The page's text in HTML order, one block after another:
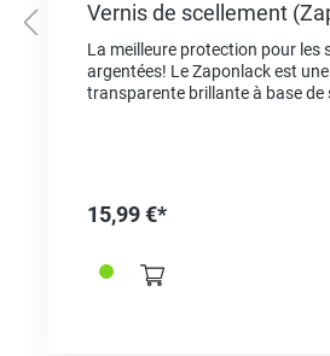
Vernis de scellement
La meilleure protection pour les
argentées! Le Zaponlack est
transparente brillante à base de
protection anti-ternissement à
pour le laiton, le tombac, l'étain
non ferreux. Ne convient pas
15,99 €*